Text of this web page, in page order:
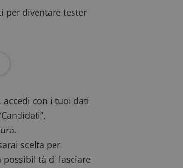
per diventare tester
, accedi con i tuoi dati
scelta per
possibilità di lasciare